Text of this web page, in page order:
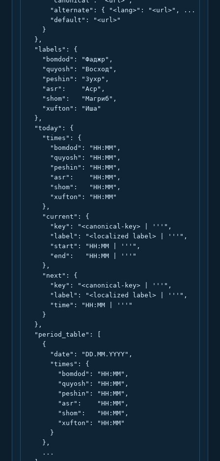
      "alternate": { "<lang>": "<url>", ... },
      "default": "<url>"
    }
  },
  "labels": {
    "bomdod": "Фаджр",
    "quyosh": "Восход",
    "peshin": "Зухр",
    "asr":    "Аср",
    "shom":   "Магриб",
    "xufton": "Иша"
  },
  "today": {
    "times": {
      "bomdod": "HH:MM",
      "quyosh": "HH:MM",
      "peshin": "HH:MM",
      "asr":    "HH:MM",
      "shom":   "HH:MM",
      "xufton": "HH:MM"
    },
    "current": {
      "key": "<canonical-key> | '''",
      "label": "<localized label> | '''",
      "start": "HH:MM | '''",
      "end":   "HH:MM | '''"
    },
    "next": {
      "key": "<canonical-key> | '''",
      "label": "<localized label> | '''",
      "time": "HH:MM | '''"
    }
  },
  "period_table": [
    {
      "date": "DD.MM.YYYY",
      "times": {
        "bomdod": "HH:MM",
        "quyosh": "HH:MM",
        "peshin": "HH:MM",
        "asr":    "HH:MM",
        "shom":   "HH:MM",
        "xufton": "HH:MM"
      }
    },
    ...